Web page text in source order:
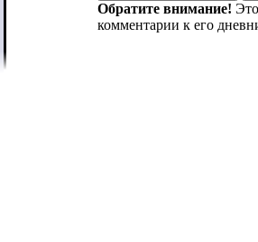
Обратите внимание!
комментарии к его